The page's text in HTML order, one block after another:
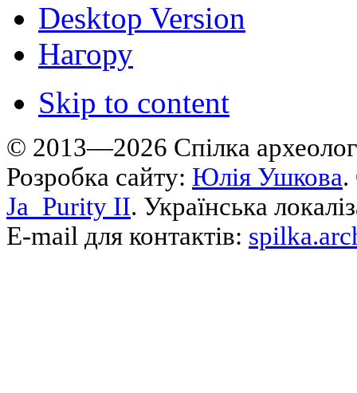
Desktop Version
Нагору
Skip to content
© 2013—2026 Cпілка
Розробка сайту: Юлія Ушкова.
Ja_Purity II. Українська
E-mail для контактів: